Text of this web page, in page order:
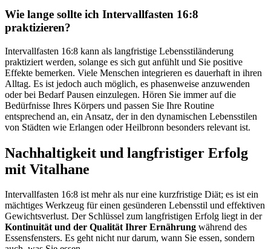
Wie lange sollte ich Intervallfasten 16:8
praktizieren?
Intervallfasten 16:8 kann als langfristige Lebensstiländerung
praktiziert werden, solange es sich gut anfühlt und Sie positive
Effekte bemerken. Viele Menschen integrieren es dauerhaft in ihren
Alltag. Es ist jedoch auch möglich, es phasenweise anzuwenden
oder bei Bedarf Pausen einzulegen. Hören Sie immer auf die
Bedürfnisse Ihres Körpers und passen Sie Ihre Routine
entsprechend an, ein Ansatz, der in den dynamischen Lebensstilen
von Städten wie Erlangen oder Heilbronn besonders relevant ist.
Nachhaltigkeit und langfristiger Erfolg
mit Vitalhane
Intervallfasten 16:8 ist mehr als nur eine kurzfristige Diät; es ist ein
mächtiges Werkzeug für einen gesünderen Lebensstil und effektiven
Gewichtsverlust. Der Schlüssel zum langfristigen Erfolg liegt in der
Kontinuität und der Qualität Ihrer Ernährung während des
Essensfensters. Es geht nicht nur darum, wann Sie essen, sondern